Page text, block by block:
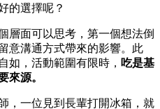
的選擇呢？
層面可以思考，第一個想法倒
意溝通方式帶來的影響。此
如，活動範圍有限時， 吃是基
來源。
，一位見到長輩打開冰箱，就